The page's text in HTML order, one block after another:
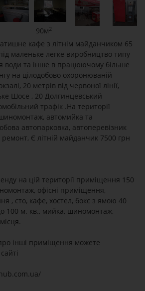
90м2
кафе з літнім майданчиком 65
маленьке легке виробництво типу
води та інше в працюючому більше
на цілодобово охоронюваній
20 метрів від червоної лінії,
Шосе , 20 Долгинцевський
трафік .На території
автомийка та
автопарковка, автоперевізник
Є літній майданчик 7500 грн
на цій території приміщення 150
офісні приміщення,
, сто, кафе, хостел, бокс з ямою 40
100 м. кв., мийка, шиномонтаж,
інші приміщення можете